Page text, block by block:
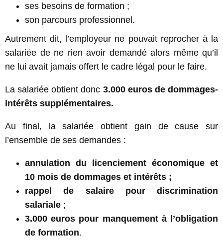
ses besoins de formation ;
son parcours professionnel.
Autrement dit, l’employeur ne pouvait reprocher à la
salariée de ne rien avoir demandé alors même qu’il
ne lui avait jamais offert le cadre légal pour le faire.
La salariée obtient donc 3.000 euros de dommages-
intérêts supplémentaires.
Au final, la salariée obtient gain de cause sur
l’ensemble de ses demandes :
annulation du licenciement économique et
10 mois de dommages et intérêts ;
rappel de salaire pour discrimination
salariale ;
3.000 euros pour manquement à l’obligation
de formation.